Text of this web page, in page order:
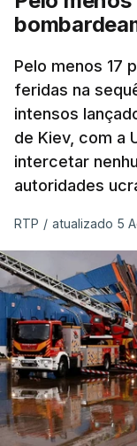
Pelo menos 17
feridas na
intensos
de Kiev, com a
intercetar
autoridades
RTP / atualizado 5